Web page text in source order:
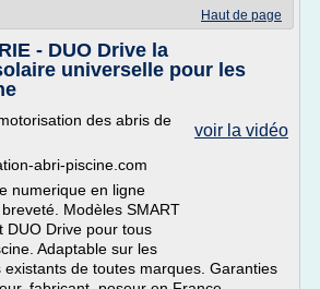
Haut de page
- DUO Drive la
universelle pour les
voir la vidéo
des abris de
abri-piscine.com
numerique en ligne
Modèles SMART
DUO Drive pour tous
Adaptable sur les
de toutes marques. Garanties